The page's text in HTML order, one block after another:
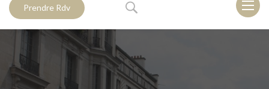
Toggle
Prendre Rdv